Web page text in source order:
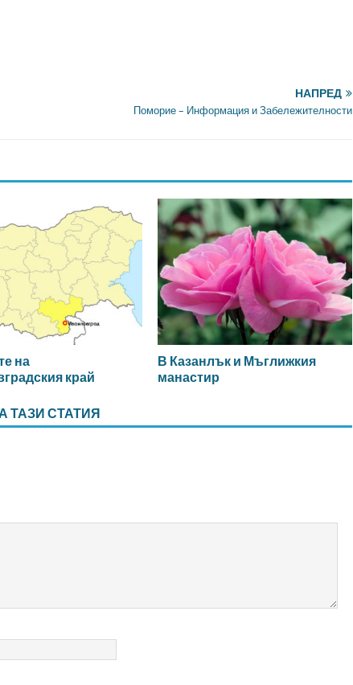
НАПРЕД
Поморие – Информация и Забележителности
на
край
В Казанлък и Мъглижкия
манастир
ТАЗИ СТАТИЯ